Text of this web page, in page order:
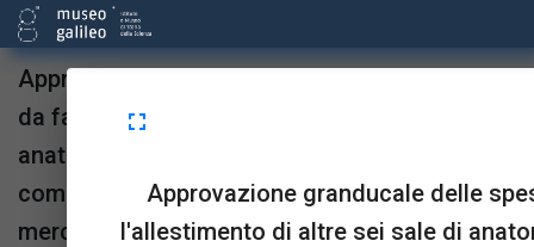
Approvazione granducale delle spese fatte e
da farsi per l'allestimento di altre sei sale di
anatomia del Museo e di altre spese,
compreso l'acquisto di un termometro a
mercurio richiesto dall'archiatro De Lagusius
fullscreen
Approvazione granducale delle
l'allestimento di altre sei sale di